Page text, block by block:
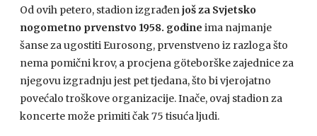
Od ovih petero, stadion izgrađenjoš za Svjetsko
nogometno prvenstvo 1958. godine ima najmanje
šanse za ugostiti Eurosong, prvenstveno iz razloga što
nema pomični krov, a procjena göteborške zajednice za
njegovu izgradnju jest pet tjedana, što bi vjerojatno
povećalo troškove organizacije. Inače, ovaj stadion za
koncerte može primiti čak 75 tisuća ljudi.